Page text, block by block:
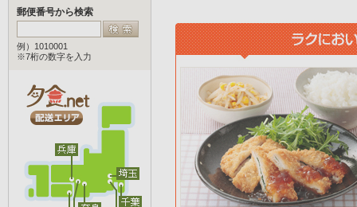
郵便番号から検索
例）1010001
※7桁の数字を入力